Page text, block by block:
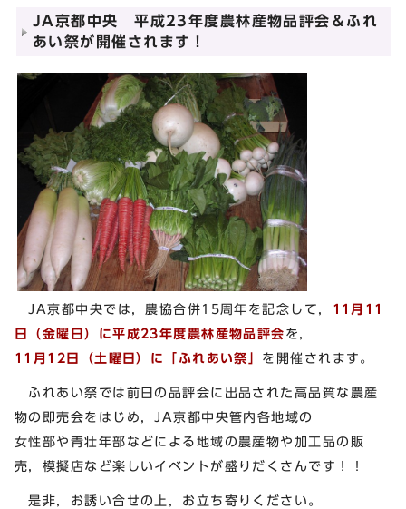
JA京都中央 平成23年度農林産物品評会＆ふれ
あい祭が開催されます！
JA京都中央では，農協合併15周年を記念して， 11月11
日（金曜日）に平成23年度農林産物品評会 を，
11月12日（土曜日）に「ふれあい祭」 を開催されます。
ふれあい祭では前日の品評会に出品された高品質な農産
物の即売会をはじめ，JA京都中央管内各地域の
女性部や青壮年部などによる地域の農産物や加工品の販
売，模擬店など楽しいイベントが盛りだくさんです！！
是非，お誘い合せの上，お立ち寄りください。